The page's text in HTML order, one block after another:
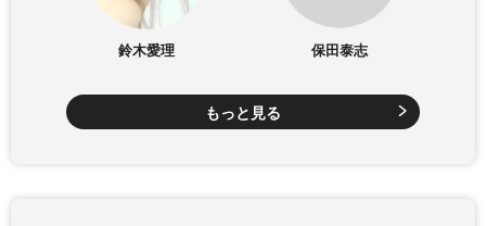
鈴木愛理 保田泰志
もっと見る